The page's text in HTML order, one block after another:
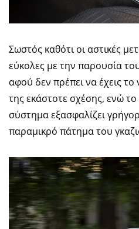
Σωστός καθότι οι αστικές
εύκολες με την παρουσία
αφού δεν πρέπει να έχεις
της εκάστοτε σχέσης, ενώ το
σύστημα εξασφαλίζει
παραμικρό πάτημα του